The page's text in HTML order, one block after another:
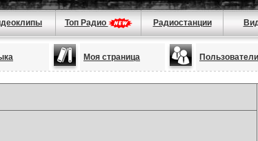
Топ Радио Радиостанции
Моя страница Пользователи